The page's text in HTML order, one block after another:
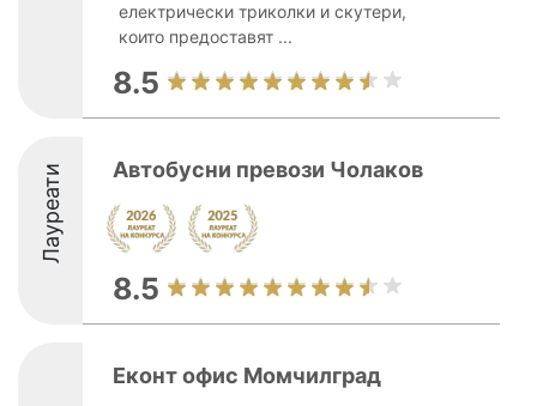
електрически триколки и скутери,
които предоставят ...
8.5
Лауреати Автобусни превози Чолаков
8.5
Еконт офис Момчилград